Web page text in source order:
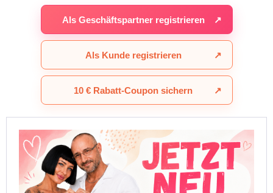
Als Geschäftspartner registrieren ↗
Als Kunde registrieren ↗
10 € Rabatt-Coupon sichern ↗